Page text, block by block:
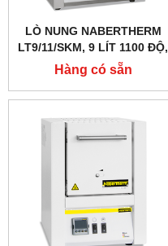
LÒ NUNG NABERTHERM
LT9/11/SKM, 9 LÍT 1100 ĐỘ,
GIA NHIỆT 4 MẶT, CỬA
TRƯỢT LÊN
Hàng có sẵn